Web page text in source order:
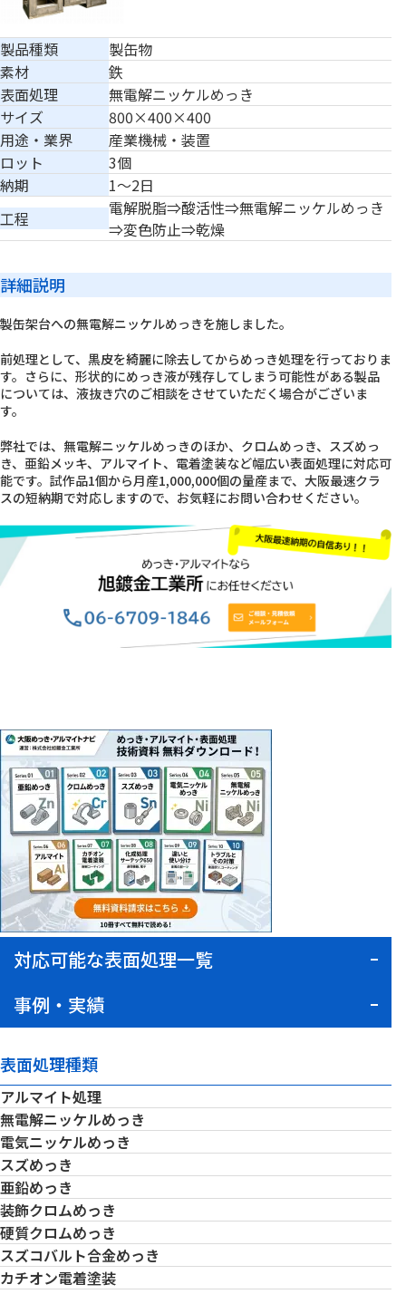
対応可能な表面処理一覧
事例・実績
表面処理種類
アルマイト処理
無電解ニッケルめっき
電気ニッケルめっき
スズめっき
亜鉛めっき
装飾クロムめっき
硬質クロムめっき
スズコバルト合金めっき
カチオン電着塗装
製品種類
製缶物
素材
鉄
表面処理
無電解ニッケルめっき
サイズ
800×400×400
用途・業界
産業機械・装置
ロット
3個
納期
1～2日
工程
電解脱脂⇒酸活性⇒無電解ニッケルめっき
⇒変色防止⇒乾燥
詳細説明
製缶架台への無電解ニッケルめっきを施しました。
前処理として、黒皮を綺麗に除去してからめっき処理を行っておりま
す。さらに、形状的にめっき液が残存してしまう可能性がある製品
については、液抜き穴のご相談をさせていただく場合がございま
す。
弊社では、無電解ニッケルめっきのほか、クロムめっき、スズめっ
き、亜鉛メッキ、アルマイト、電着塗装など幅広い表面処理に対応可
能です。試作品1個から月産1,000,000個の量産まで、大阪最速クラ
スの短納期で対応しますので、お気軽にお問い合わせください。